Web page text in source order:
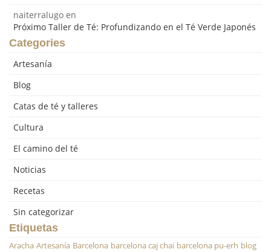
naiterralugo en
Próximo Taller de Té: Profundizando en el Té Verde Japonés
Categories
Artesanía
Blog
Catas de té y talleres
Cultura
El camino del té
Noticias
Recetas
Sin categorizar
Etiquetas
Aracha Artesanía Barcelona barcelona caj chai barcelona pu-erh blog